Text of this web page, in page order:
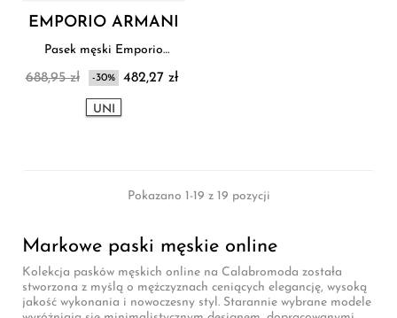
EMPORIO ARMANI
Pasek męski Emporio
688,95 zł -30% 482,27 zł
UNI
Pokazano 1-19 z 19 pozycji
Markowe paski męskie online
Kolekcja pasków męskich online na Calabromoda została
stworzona z myślą o mężczyznach ceniących elegancję, wysoką
jakość wykonania i nowoczesny styl. Starannie wybrane modele